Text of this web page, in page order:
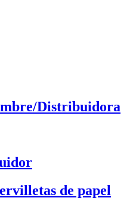
Distribuidora
de papel